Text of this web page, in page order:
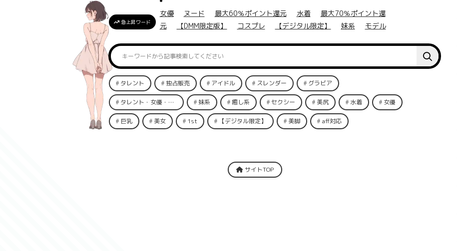
急上昇ワード
女優 ヌード 最大60％ポイント還元 水着
最大70％ポイント還
元
【DMM限定版】 コスプレ 【デジタル限定】 妹系 モデル
タレント 独占販売 アイドル スレンダー グラビア
タレント・女優・俳優 妹系 癒し系 セクシー 美尻 水着 女優
巨乳 美女 1st 【デジタル限定】 美脚 aff対応
サイトTOP